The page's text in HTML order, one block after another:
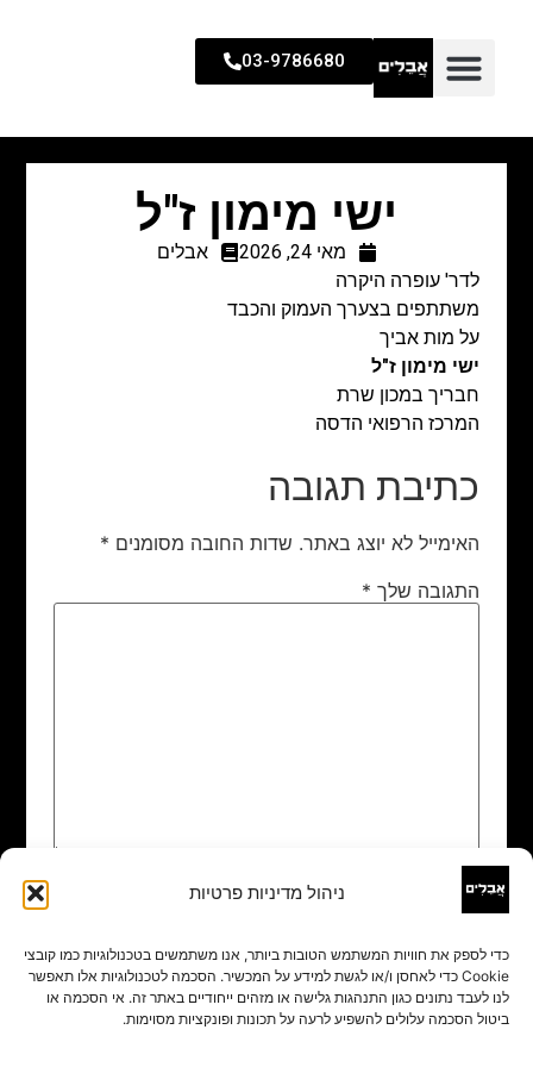
ניהול מדיניות פרטיות
כדי לספק את חוויות המשתמש הטובות ביותר, אנו משתמשים בטכנולוגיות כמו קובצי
Cookie כדי לאחסן ו/או לגשת למידע על המכשיר. הסכמה לטכנולוגיות אלו תאפשר
לנו לעבד נתונים כגון התנהגות גלישה או מזהים ייחודיים באתר זה. אי הסכמה או
ביטול הסכמה עלולים להשפיע לרעה על תכונות ופונקציות מסוימות.
03-9786680
ישי מימון ז"ל
מאי 24, 2026
אבלים
לדר' עופרה היקרה
משתתפים בצערך העמוק והכבד
על מות אביך
ישי מימון ז"ל
חבריך במכון שרת
המרכז הרפואי הדסה
כתיבת תגובה
האימייל לא יוצג באתר. שדות החובה מסומנים *
התגובה שלך *
שם
אימייל*